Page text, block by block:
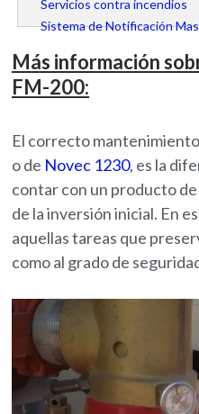
Servicios contra incendios
Sistema de Notificación
Más información
FM-200:
El correcto
o de Novec 1230, es la
contar con un producto
de la inversión inicial. En
aquellas tareas que
como al grado de